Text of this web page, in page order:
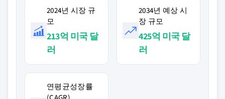
2024년 시장 규
모
213억 미국 달
러
2034년 예상 시
장 규모
425억 미국 달
러
연평균성장률